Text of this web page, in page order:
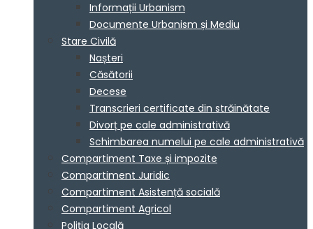
Informații Urbanism
Documente Urbanism și Mediu
Stare Civilă
Nașteri
Căsătorii
Decese
Transcrieri certificate din străinătate
Divorț pe cale administrativă
Schimbarea numelui pe cale administrativă
Compartiment Taxe și impozite
Compartiment Juridic
Compartiment Asistență socială
Compartiment Agricol
Poliția Locală